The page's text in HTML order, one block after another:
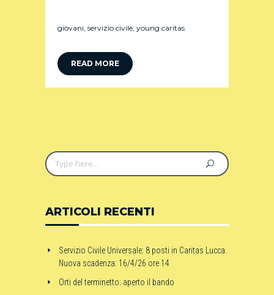
giovani servizio civile young caritas
READ MORE
ARTICOLI RECENTI
Servizio Civile Universale: 8 posti in Caritas Lucca.
Nuova scadenza: 16/4/26 ore 14
Orti del terminetto: aperto il bando